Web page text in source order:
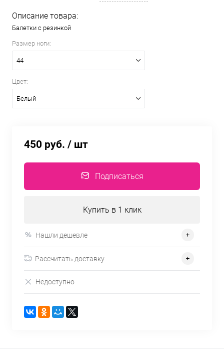
Описание товара:
Балетки с резинкой
Размер ноги:
44
Цвет:
Белый
450 руб. / шт
Подписаться
Купить в 1 клик
Нашли дешевле
Рассчитать доставку
Недоступно